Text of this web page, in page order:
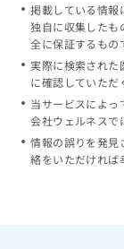
掲載している情報
独自に収集したも
全に保証するもの
実際に検索された
に確認していただ
当サービスによっ
会社ウェルネスで
情報の誤りを発見
絡をいただければ